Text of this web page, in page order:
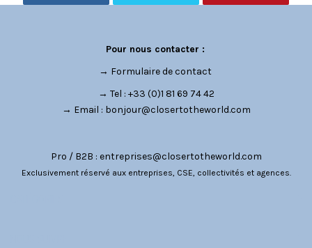
Pour nous contacter :
→ Formulaire de contact
→ Tel : +33 (0)1 81 69 74 42
→ Email : bonjour@closertotheworld.com
Pro / B2B : entreprises@closertotheworld.com
Exclusivement réservé aux entreprises, CSE, collectivités et agences.